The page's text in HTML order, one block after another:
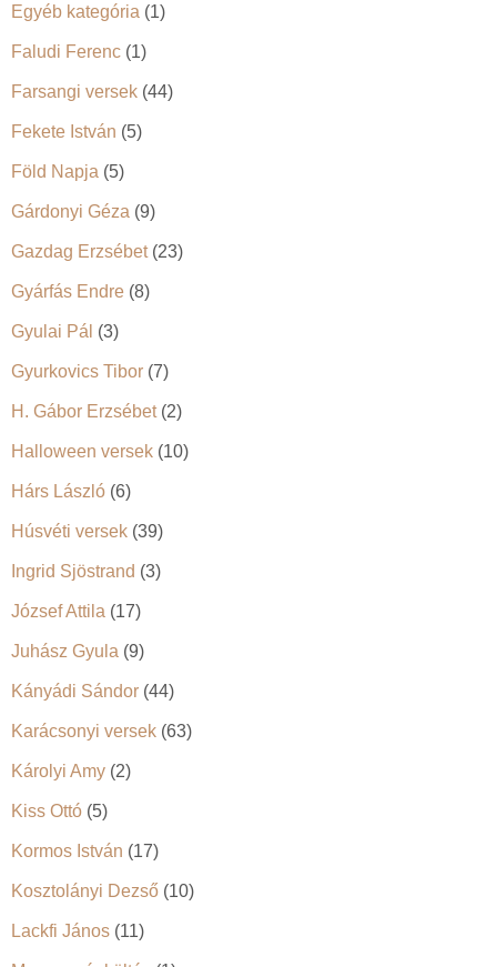
Egyéb kategória (1)
Faludi Ferenc (1)
Farsangi versek (44)
Fekete István (5)
Föld Napja (5)
Gárdonyi Géza (9)
Gazdag Erzsébet(23)
Gyárfás Endre (8)
Gyulai Pál (3)
Gyurkovics Tibor (7)
H. Gábor Erzsébet(2)
Halloween versek (10)
Hárs László (6)
Húsvéti versek (39)
Ingrid Sjöstrand (3)
József Attila (17)
Juhász Gyula (9)
Kányádi Sándor (44)
Karácsonyi versek (63)
Károlyi Amy (2)
Kiss Ottó (5)
Kormos István (17)
Kosztolányi Dezső (10)
Lackfi János (11)